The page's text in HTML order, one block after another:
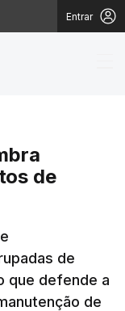
Entrar
de
de
de
que defende a
de